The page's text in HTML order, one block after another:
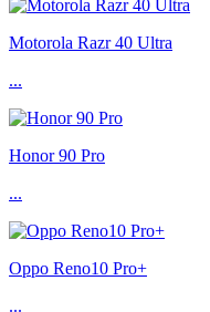
Motorola Razr 40 Ultra
...
Honor 90 Pro
...
Oppo Reno10 Pro+
...